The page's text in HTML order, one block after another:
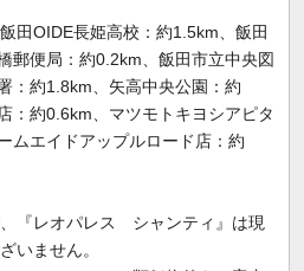
田OIDE長姫高校：約1.5km、飯田
郵便局：約0.2km、飯田市立中央図
：約1.8km、矢高中央公園：約
：約0.6km、マツモトキヨシアピタ
ムエイドアップルロード店：約
『レオパレス シャンティ』は現
いません。